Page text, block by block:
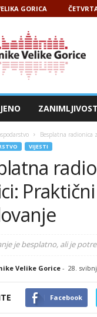
GORICA
Besplatna
VIJESTI
je besplatno, ali je
Velike Gorice- 28.
Facebook